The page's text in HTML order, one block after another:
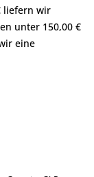
liefern wir
unter 150,00 €
eine